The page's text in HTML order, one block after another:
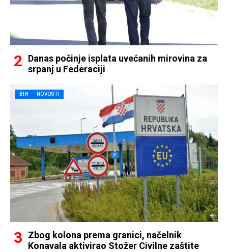
Danas počinje isplata uvećanih mirovina za
srpanj u Federaciji
BIH NOVOSTI
Zbog kolona prema granici, načelnik
Konavala aktivirao Stožer Civilne zaštite